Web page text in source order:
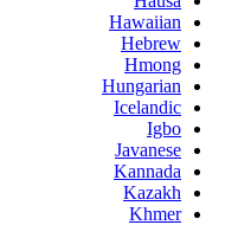
Hawaiian
Hebrew
Hmong
Hungarian
Icelandic
Igbo
Javanese
Kannada
Kazakh
Khmer